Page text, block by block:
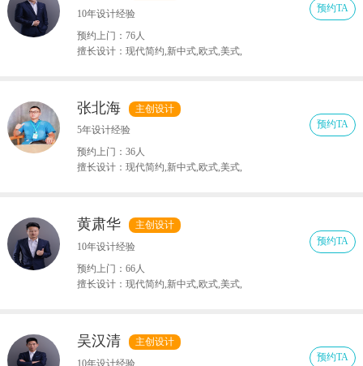
10年设计经验
预约上门：76人
擅长设计：现代简约,新中式,欧式,美式,
预约TA
张北海
主创设计
5年设计经验
预约上门：36人
擅长设计：现代简约,新中式,欧式,美式,
预约TA
黄肃华
主创设计
10年设计经验
预约上门：66人
擅长设计：现代简约,新中式,欧式,美式,
预约TA
吴汉清
主创设计
10年设计经验
预约TA